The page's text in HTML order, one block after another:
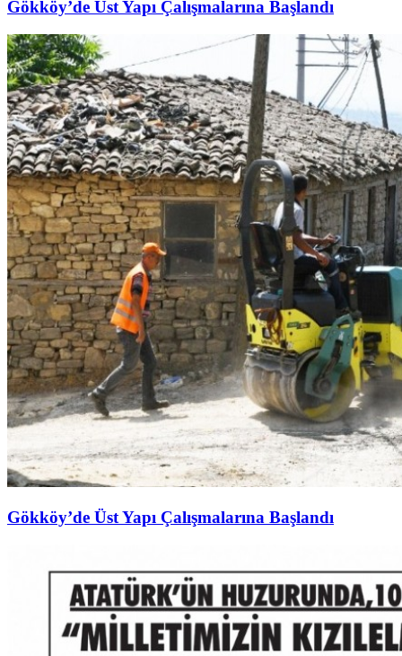
Gökköy’de Üst Yapı Çalışmalarına Başlandı
Gökköy’de Üst Yapı Çalışmalarına Başlandı